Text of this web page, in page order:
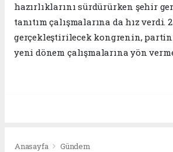
hazırlıklarını sürdürürken şehir
tanıtım çalışmalarına da hız verdi.
gerçekleştirilecek kongrenin,
yeni dönem çalışmalarına yön
Anasayfa Gündem